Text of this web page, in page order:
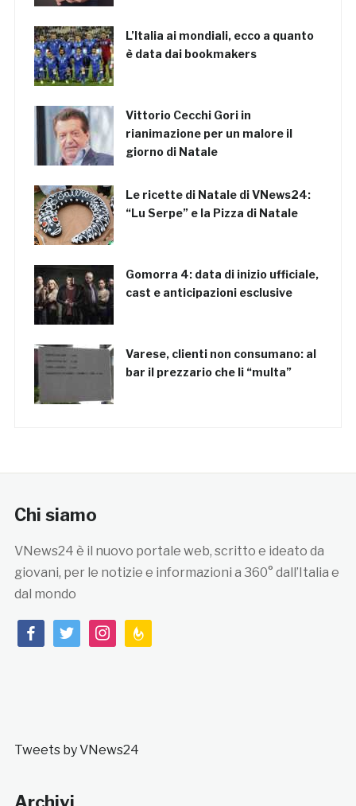
L’Italia ai mondiali, ecco a quanto
è data dai bookmakers
Vittorio Cecchi Gori in
rianimazione per un malore il
giorno di Natale
Le ricette di Natale di VNews24:
“Lu Serpe” e la Pizza di Natale
Gomorra 4: data di inizio ufficiale,
cast e anticipazioni esclusive
Varese, clienti non consumano: al
bar il prezzario che li “multa”
Chi siamo
VNews24 è il nuovo portale web, scritto e ideato da
giovani, per le notizie e informazioni a 360° dall’Italia e
dal mondo
facebooktwitterinstagramfeedburner
Tweets by VNews24